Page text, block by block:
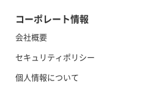
コーポレート情報
会社概要
セキュリティポリシー
個人情報について